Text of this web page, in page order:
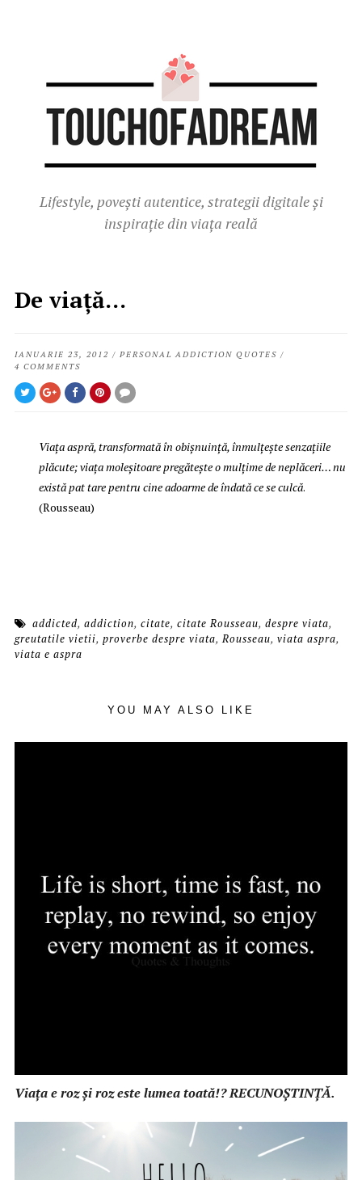
Lifestyle, povești autentice, strategii digitale și
inspirație din viața reală
De viaţă…
IANUARIE 23, 2012 / PERSONAL ADDICTION QUOTES /
4 COMMENTS
Viaţa aspră, transformată în obişnuinţă, înmulţeşte senzaţiile
plăcute; viaţa moleşitoare pregăteşte o mulţime de neplăceri… nu
există pat tare pentru cine adoarme de îndată ce se culcă.
(Rousseau)
addicted,addiction,citate,citate Rousseau,despre viata,
greutatile vietii, proverbe despre viata,Rousseau, viata aspra,
viata e aspra
YOU MAY ALSO LIKE
Viața e roz și roz este lumea toată!? RECUNOȘTINȚĂ.